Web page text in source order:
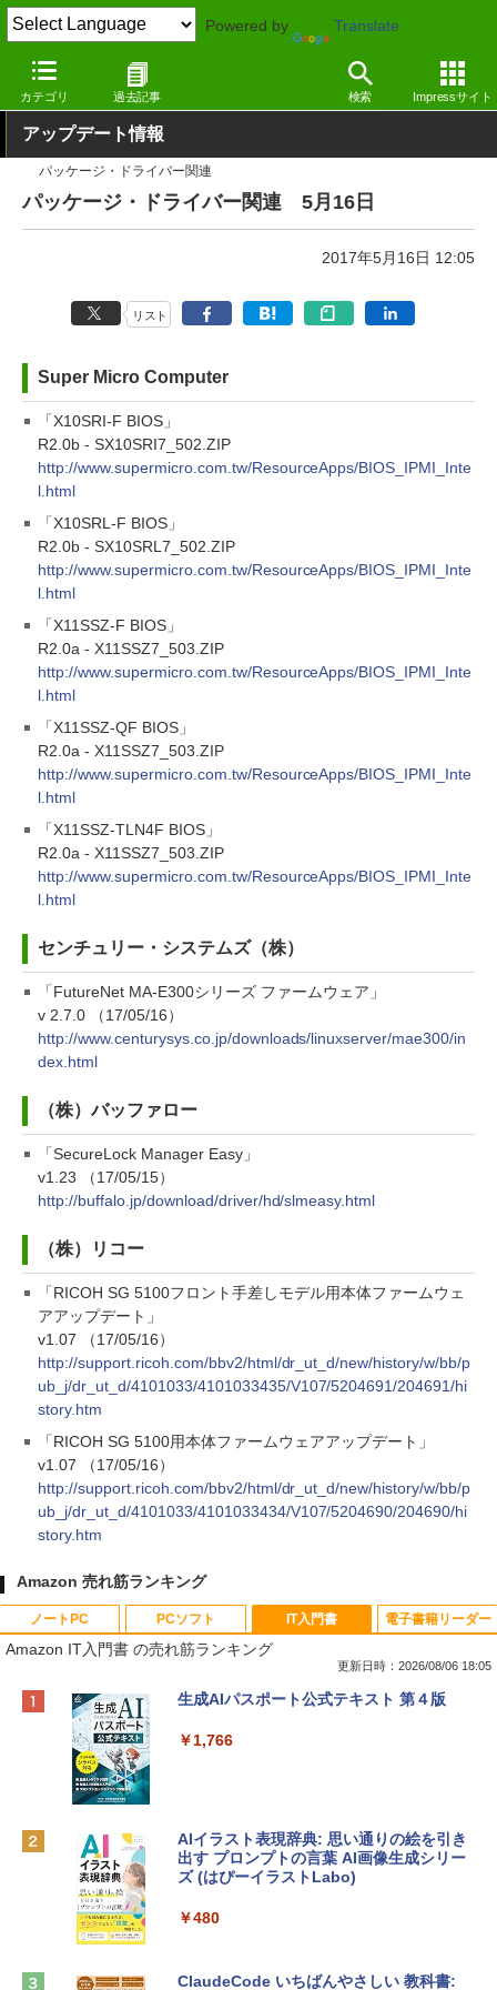
Powered by Translate
カテゴリ 過去記事 検索 Impressサイト
窓の杜 その他の話題 アップデート
アップデート情報
パッケージ・ドライバー関連
パッケージ・ドライバー関連 5月16日
2017年5月16日 12:05
リスト
Super Micro Computer
「X10SRI-F BIOS」
R2.0b - SX10SRI7_502.ZIP
http://www.supermicro.com.tw/ResourceApps/BIOS_IPMI_Inte
l.html
「X10SRL-F BIOS」
R2.0b - SX10SRL7_502.ZIP
http://www.supermicro.com.tw/ResourceApps/BIOS_IPMI_Inte
l.html
「X11SSZ-F BIOS」
R2.0a - X11SSZ7_503.ZIP
http://www.supermicro.com.tw/ResourceApps/BIOS_IPMI_Inte
l.html
「X11SSZ-QF BIOS」
R2.0a - X11SSZ7_503.ZIP
http://www.supermicro.com.tw/ResourceApps/BIOS_IPMI_Inte
l.html
「X11SSZ-TLN4F BIOS」
R2.0a - X11SSZ7_503.ZIP
http://www.supermicro.com.tw/ResourceApps/BIOS_IPMI_Inte
l.html
センチュリー・システムズ（株）
「FutureNet MA-E300シリーズ ファームウェア」
v 2.7.0 （17/05/16）
http://www.centurysys.co.jp/downloads/linuxserver/mae300/in
dex.html
（株）バッファロー
「SecureLock Manager Easy」
v1.23 （17/05/15）
http://buffalo.jp/download/driver/hd/slmeasy.html
（株）リコー
「RICOH SG 5100フロント手差しモデル用本体ファームウェ
アアップデート」
v1.07 （17/05/16）
http://support.ricoh.com/bbv2/html/dr_ut_d/new/history/w/bb/p
ub_j/dr_ut_d/4101033/4101033435/V107/5204691/204691/hi
story.htm
「RICOH SG 5100用本体ファームウェアアップデート」
v1.07 （17/05/16）
http://support.ricoh.com/bbv2/html/dr_ut_d/new/history/w/bb/p
ub_j/dr_ut_d/4101033/4101033434/V107/5204690/204690/hi
story.htm
Amazon 売れ筋ランキング
ノートPC
Apple 2026 MacBook Neo A18 Proチッ
e Intelligenceのために設計、Liquid Ret
￥137,800
tomtoc 360°保護 15.6 16インチ パソコ
PCソフト
Robloxギフトカード - 800 Robux 【限
インゲームコード】 ロブロックス | オン
Microsoft Office Home & Business 202
4(最新 永続版)|オンラインコード版|Wind
IT入門書
Amazon IT入門書 の売れ筋ランキング
更新日時：2026/08/06 18:05
生成AIパスポート公式テキスト 第４版
￥1,766
AIイラスト表現辞典: 思い通りの絵を引き
出す プロンプトの言葉 AI画像生成シリー
ズ (はぴーイラストLabo)
￥480
ClaudeCode いちばんやさしい 教科書:
電子書籍リーダー